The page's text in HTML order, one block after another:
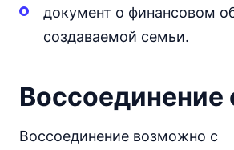
документ о финансовом
создаваемой семьи.
Воссоединение
Воссоединение возможно с